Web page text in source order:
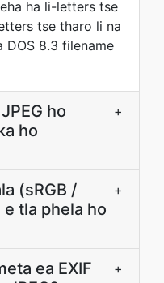
ha li-letters tse
tse tharo li na
DOS 8.3 filename
ho
ho
+
(sRGB /
tla phela ho
+
ea EXIF
+